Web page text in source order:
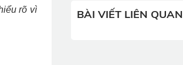
rõ vì
BÀI VIẾT LIÊN QUAN